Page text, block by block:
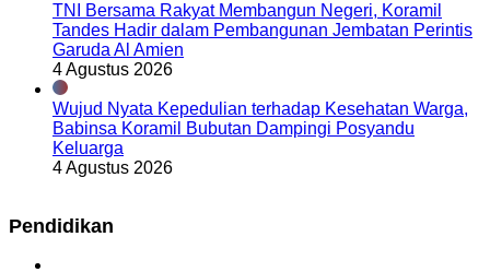
TNI Bersama Rakyat Membangun Negeri, Koramil
Tandes Hadir dalam Pembangunan Jembatan Perintis
Garuda Al Amien
4 Agustus 2026
Wujud Nyata Kepedulian terhadap Kesehatan Warga,
Babinsa Koramil Bubutan Dampingi Posyandu
Keluarga
4 Agustus 2026
Pendidikan